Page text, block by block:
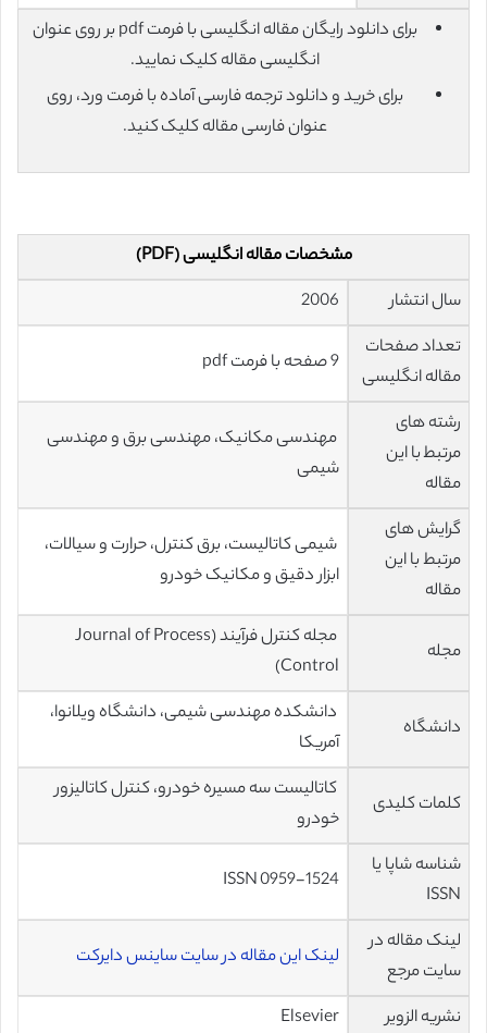
برای دانلود رایگان مقاله انگلیسی با فرمت pdf بر روی عنوان
انگلیسی مقاله کلیک نمایید.
برای خرید و دانلود ترجمه فارسی آماده با فرمت ورد، روی
عنوان فارسی مقاله کلیک کنید.
مشخصات مقاله انگلیسی (PDF)
سال انتشار
2006
تعداد صفحات
مقاله انگلیسی
9 صفحه با فرمت pdf
رشته های
مرتبط با این
مقاله
مهندسی مکانیک، مهندسی برق و مهندسی
شیمی
گرایش های
مرتبط با این
مقاله
شیمی کاتالیست، برق کنترل، حرارت‌ و سیالات،
ابزار دقیق و مکانیک خودرو
مجله
مجله کنترل فرآیند (Journal of Process
Control)
دانشگاه
دانشکده مهندسی شیمی، دانشگاه ویلانوا،
آمریکا
کلمات کلیدی
کاتالیست سه مسیره خودرو، کنترل کاتالیزور
خودرو
شناسه شاپا یا
ISSN
ISSN 0959-1524
لینک مقاله در
سایت مرجع
لینک این مقاله در سایت ساینس دایرکت
نشریه الزویر Elsevier